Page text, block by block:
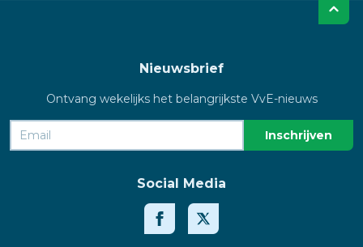
Nieuwsbrief
Ontvang wekelijks het belangrijkste VvE-nieuws
Social Media